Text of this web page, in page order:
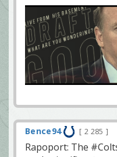
Bence94 2 285
Rapoport: The